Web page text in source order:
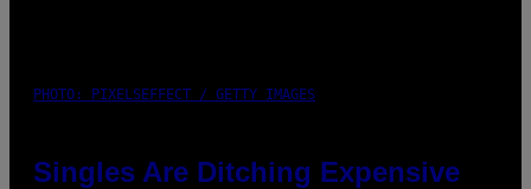
PHOTO: PIXELSEFFECT / GETTY IMAGES
Singles Are Ditching Expensive